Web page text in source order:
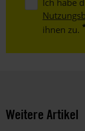
ihnen zu.
Weitere Artikel